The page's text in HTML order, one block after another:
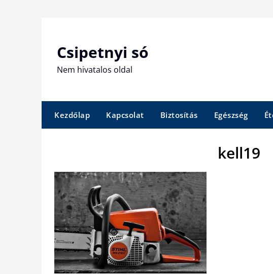
Csipetnyi só
Nem hivatalos oldal
Kezdőlap Kapcsolat Biztosítás Egészség
kell19